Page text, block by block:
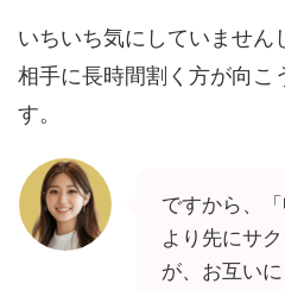
いちいち気にしていません
相手に長時間割く方が向こ
す。
ですから、
より先にサ
が、お互い